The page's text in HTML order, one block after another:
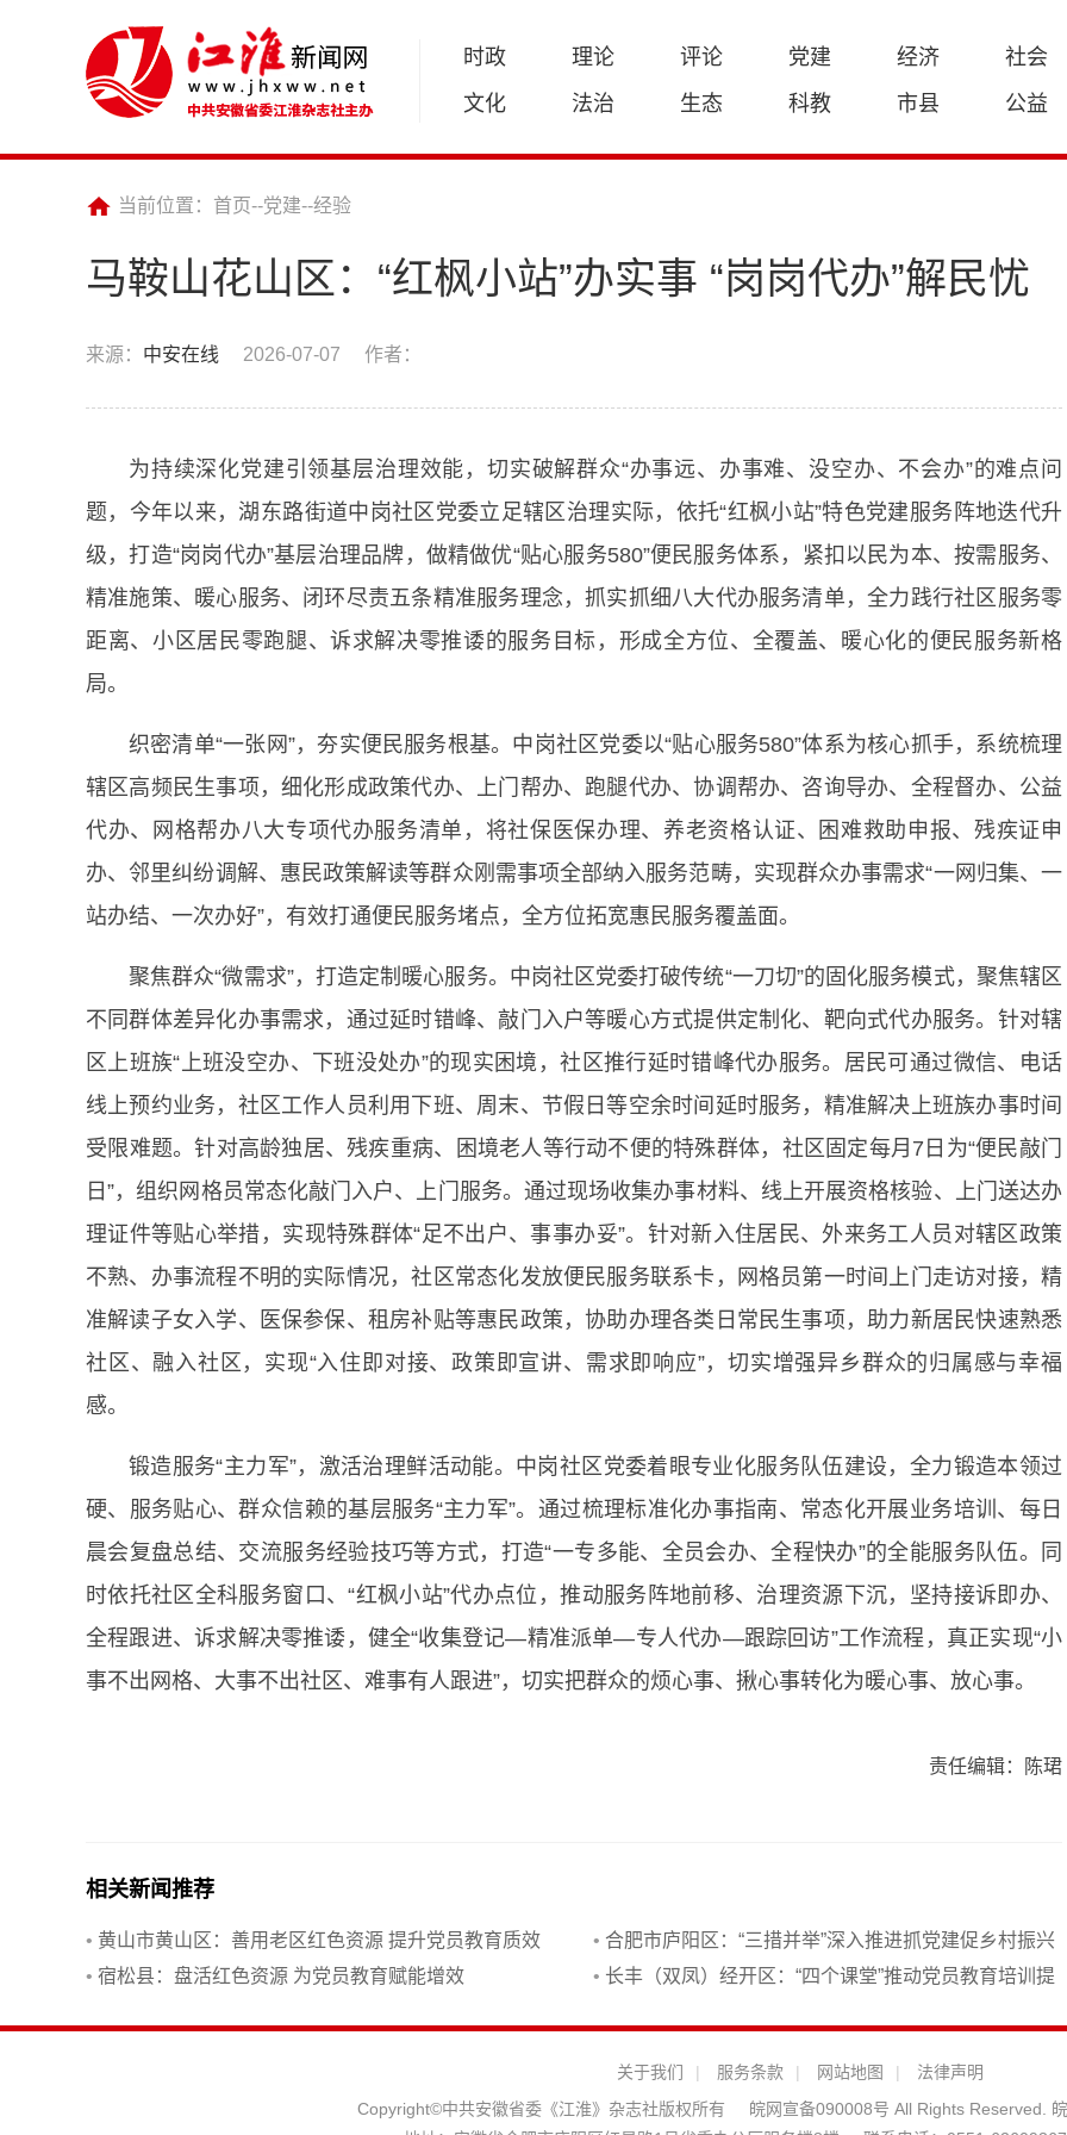
时政 理论 评论 党建 经济
社会
文化
法治 生态 科教 市县 公益
当前位置： 首页--党建--经验
马鞍山花山区：“红枫小站”办实事 “岗岗代办”解民忧
来源： 中安在线 2026-07-07 作者：
为持续深化党建引领基层治理效能，切实破解群众“办事远、办事难、没空办、不会办”的难点问
题，今年以来，湖东路街道中岗社区党委立足辖区治理实际，依托“红枫小站”特色党建服务阵地迭代升
级，打造“岗岗代办”基层治理品牌，做精做优“贴心服务580”便民服务体系，紧扣以民为本、按需服务、
精准施策、暖心服务、闭环尽责五条精准服务理念，抓实抓细八大代办服务清单，全力践行社区服务零
距离、小区居民零跑腿、诉求解决零推诿的服务目标，形成全方位、全覆盖、暖心化的便民服务新格
局。
织密清单“一张网”，夯实便民服务根基。 中岗社区党委以“贴心服务580”体系为核心抓手，系统梳理
辖区高频民生事项，细化形成政策代办、上门帮办、跑腿代办、协调帮办、咨询导办、全程督办、公益
代办、网格帮办八大专项代办服务清单，将社保医保办理、养老资格认证、困难救助申报、残疾证申
办、邻里纠纷调解、惠民政策解读等群众刚需事项全部纳入服务范畴，实现群众办事需求“一网归集、一
站办结、一次办好”，有效打通便民服务堵点，全方位拓宽惠民服务覆盖面。
聚焦群众“微需求”，打造定制暖心服务。 中岗社区党委打破传统“一刀切”的固化服务模式，聚焦辖区
不同群体差异化办事需求，通过延时错峰、敲门入户等暖心方式提供定制化、靶向式代办服务。针对辖
区上班族“上班没空办、下班没处办”的现实困境，社区推行延时错峰代办服务。居民可通过微信、电话
线上预约业务，社区工作人员利用下班、周末、节假日等空余时间延时服务，精准解决上班族办事时间
受限难题。针对高龄独居、残疾重病、困境老人等行动不便的特殊群体，社区固定每月7日为“便民敲门
日”，组织网格员常态化敲门入户、上门服务。通过现场收集办事材料、线上开展资格核验、上门送达办
理证件等贴心举措，实现特殊群体“足不出户、事事办妥”。针对新入住居民、外来务工人员对辖区政策
不熟、办事流程不明的实际情况，社区常态化发放便民服务联系卡，网格员第一时间上门走访对接，精
准解读子女入学、医保参保、租房补贴等惠民政策，协助办理各类日常民生事项，助力新居民快速熟悉
社区、融入社区，实现“入住即对接、政策即宣讲、需求即响应”，切实增强异乡群众的归属感与幸福
感。
锻造服务“主力军”，激活治理鲜活动能。 中岗社区党委着眼专业化服务队伍建设，全力锻造本领过
硬、服务贴心、群众信赖的基层服务“主力军”。通过梳理标准化办事指南、常态化开展业务培训、每日
晨会复盘总结、交流服务经验技巧等方式，打造“一专多能、全员会办、全程快办”的全能服务队伍。同
时依托社区全科服务窗口、“红枫小站”代办点位，推动服务阵地前移、治理资源下沉，坚持接诉即办、
全程跟进、诉求解决零推诿，健全“收集登记—精准派单—专人代办—跟踪回访”工作流程，真正实现“小
事不出网格、大事不出社区、难事有人跟进”，切实把群众的烦心事、揪心事转化为暖心事、放心事。
责任编辑：陈珺
相关新闻推荐
• 黄山市黄山区：善用老区红色资源 提升党员教育质效 • 合肥市庐阳区：“三措并举”深入推进抓党建促乡村振兴
• 宿松县：盘活红色资源 为党员教育赋能增效 • 长丰（双凤）经开区：“四个课堂”推动党员教育培训提
关于我们 | 服务条款 | 网站地图 |
法律声明
Copyright©中共安徽省委《江淮》杂志社版权所有
皖网宣备090008号 All Rights Reserved.